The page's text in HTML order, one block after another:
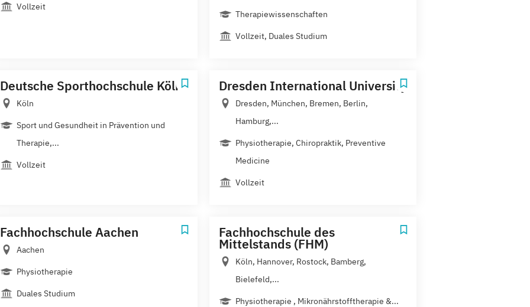
Vollzeit
Therapiewissenschaften
Vollzeit, Duales Studium
Deutsche Sporthochschule Köln
Köln
Sport und Gesundheit in Prävention und
Therapie,...
Vollzeit
Dresden International University
Dresden, München, Bremen, Berlin,
Hamburg,...
Physiotherapie, Chiropraktik, Preventive
Medicine
Vollzeit
Fachhochschule Aachen
Aachen
Physiotherapie
Duales Studium
Fachhochschule des
Mittelstands (FHM)
Köln, Hannover, Rostock, Bamberg,
Bielefeld,...
Physiotherapie , Mikronährstofftherapie &...